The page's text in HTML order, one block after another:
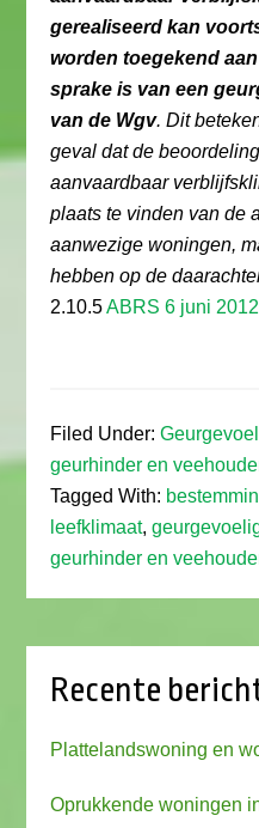
gerealiseerd kan
worden toegekend
sprake is van een
van de Wgv. Dit
geval dat de
aanvaardbaar
plaats te vinden van de
aanwezige woningen,
hebben op de
2.10.5ABRS 6 juni
Filed Under:
geurhinder en
Tagged With:
leefklimaat,
geurhinder en
Recente
Plattelandswoning en
Oprukkende woningen